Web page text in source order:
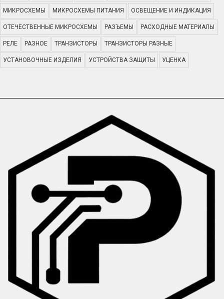
МИКРОСХЕМЫ МИКРОСХЕМЫ ПИТАНИЯ ОСВЕЩЕНИЕ И ИНДИКАЦИЯ
ОТЕЧЕСТВЕННЫЕ МИКРОСХЕМЫ РАЗЪЕМЫ РАСХОДНЫЕ МАТЕРИАЛЫ
РЕЛЕ РАЗНОЕ ТРАНЗИСТОРЫ ТРАНЗИСТОРЫ РАЗНЫЕ
УСТАНОВОЧНЫЕ ИЗДЕЛИЯ УСТРОЙСТВА ЗАЩИТЫ УЦЕНКА